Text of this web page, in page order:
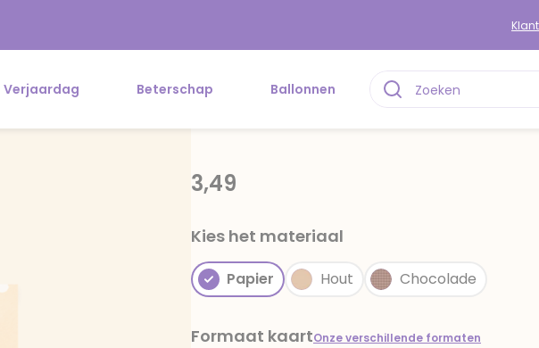
Verjaardag Beterschap Ballonnen
3,49
Kies het materiaal
Papier Hout Chocolade
Formaat kaartOnze verschillende formaten